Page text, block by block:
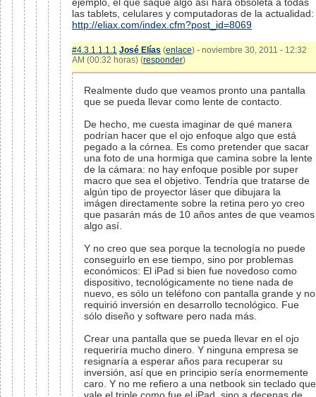
las tablets, celulares y computadoras de la actualidad:
http://eliax.com/index.cfm?post_id=8069
#4.3.1.1.1.1 José Elías (enlace) - noviembre 30, 2011 - 12:32
AM (00:32 horas) (responder)
Realmente dudo que veamos pronto una pantalla
que se pueda llevar como lente de contacto.
De hecho, me cuesta imaginar de qué manera
podrían hacer que el ojo enfoque algo que está
pegado a la córnea. Es como pretender que sacar
una foto de una hormiga que camina sobre la lente
de la cámara: no hay enfoque posible por super
macro que sea el objetivo. Tendría que tratarse de
algún tipo de proyector láser que dibujara la
imágen directamente sobre la retina pero yo creo
que pasarán más de 10 años antes de que veamos
algo así.
Y no creo que sea porque la tecnología no puede
conseguirlo en ese tiempo, sino por problemas
económicos: El iPad si bien fue novedoso como
dispositivo, tecnológicamente no tiene nada de
nuevo, es sólo un teléfono con pantalla grande y no
requirió inversión en desarrollo tecnológico. Fue
sólo diseño y software pero nada más.
Crear una pantalla que se pueda llevar en el ojo
requeriría mucho dinero. Y ninguna empresa se
resignaría a esperar años para recuperar su
inversión, así que en principio sería enormemente
caro. Y no me refiero a una netbook sin teclado que